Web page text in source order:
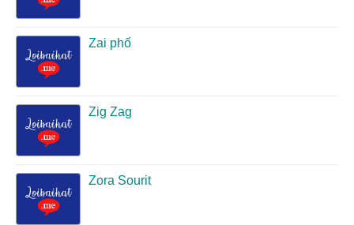
Zai phố
Zig Zag
Zora Sourit